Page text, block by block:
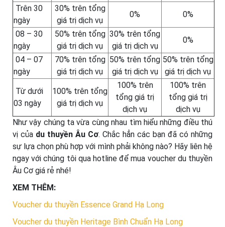
Trên 30
ngày
30% trên tổng
giá trị dịch vụ
0% 0%
08 – 30
ngày
50% trên tổng
giá trị dịch vụ
30% trên tổng
giá trị dịch vụ
0%
04 – 07
ngày
70% trên tổng
giá trị dịch vụ
50% trên tổng
giá trị dịch vụ
50% trên tổng
giá trị dịch vụ
Từ dưới
03 ngày
100% trên tổng
giá trị dịch vụ
100% trên
tổng giá trị
dịch vụ
100% trên
tổng giá trị
dịch vụ
Như vậy chúng ta vừa cùng nhau tìm hiểu những điều thú
vị của du thuyền Âu Cơ. Chắc hẳn các bạn đã có những
sự lựa chọn phù hợp với mình phải không nào? Hãy liên hệ
ngay với chúng tôi qua hotline để mua voucher du thuyền
Âu Cơ giá rẻ nhé!
XEM THÊM:
Voucher du thuyền Essence Grand Hạ Long
Voucher du thuyền Heritage Bình Chuẩn Hạ Long